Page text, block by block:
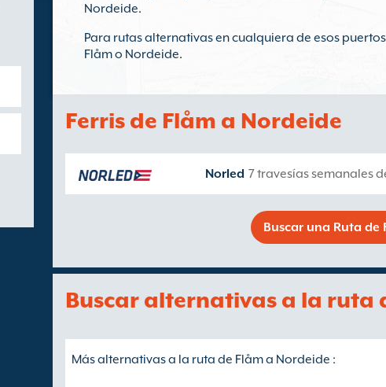
Nordeide.
Para rutas alternativas en cualquiera de esos
Flåm o Nordeide.
Ferris de Flåm a Nordeide
Norled 7 travesías semanales
Buscar una Ruta de
Buscar alternativas a la ruta
Más alternativas a la ruta de Flåm a Nordeide :